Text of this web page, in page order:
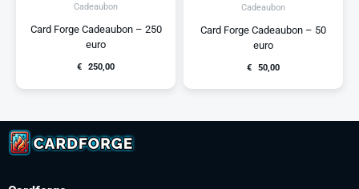
Cadeaubon
Card Forge Cadeaubon – 250
euro
€ 250,00
Cadeaubon
Card Forge Cadeaubon – 50
euro
€ 50,00